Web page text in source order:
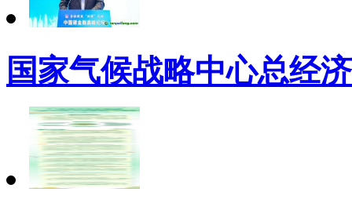
国家气候战略中心总经